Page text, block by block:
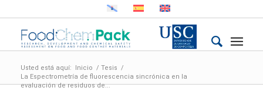
Usted está aquí: Inicio / Tesis /
La Espectrometría de fluorescencia sincrónica en la
evaluación de residuos de...